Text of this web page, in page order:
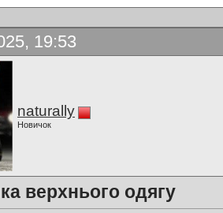
19:53
naturally
Новичок
верхнього одягу